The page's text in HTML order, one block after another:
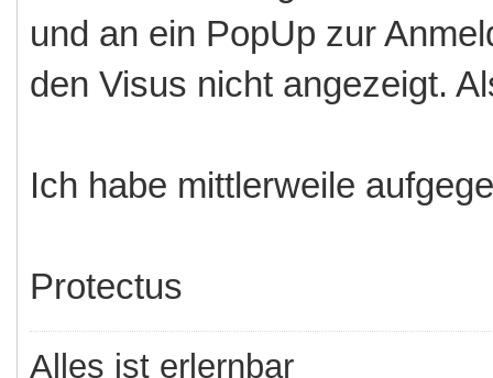
und an ein PopUp zur
den Visus nicht angezeigt.
Ich habe mittlerweile
Protectus
Alles ist erlernbar